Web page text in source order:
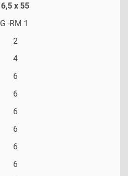
6,5 x 55
G -RM 1
2
4
6
6
6
6
6
6